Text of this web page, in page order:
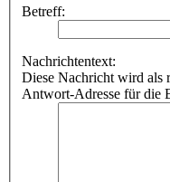
Betreff:
Nachrichtentext:
Diese Nachricht wird als
Antwort-Adresse für die